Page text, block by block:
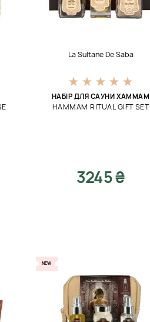
La Sultane De Saba
НАБІР ДЛЯ САУНИ ХАММАМ
HAMMAM RITUAL GIFT SET
3245 ₴
NEW